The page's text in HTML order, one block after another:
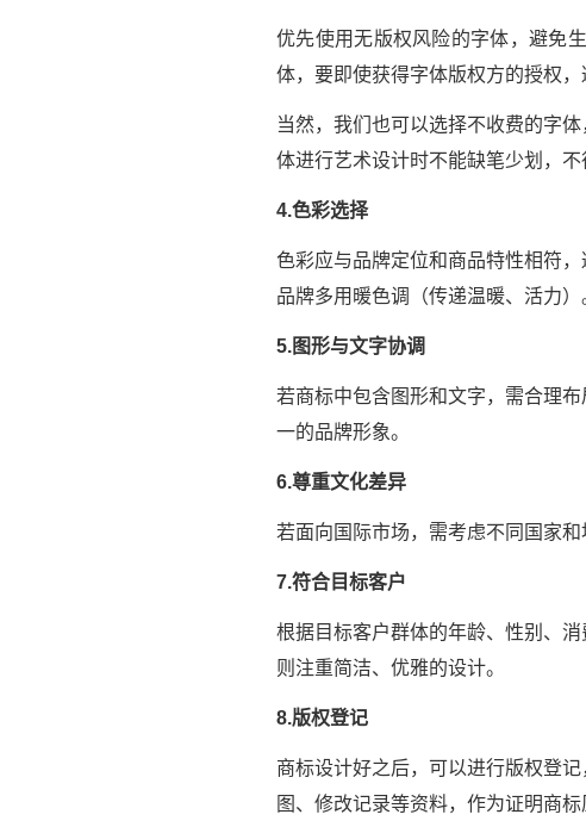
优先使用无版权风险的字体，避免
体，要即使获得字体版权方的授权，
当然，我们也可以选择不收费的字
体进行艺术设计时不能缺笔少划，不
4.色彩选择
色彩应与品牌定位和商品特性相符
品牌多用暖色调（传递温暖、活力）
5.图形与文字协调
若商标中包含图形和文字，需合理
一的品牌形象。
6.尊重文化差异
若面向国际市场，需考虑不同国家
7.符合目标客户
根据目标客户群体的年龄、性别、
则注重简洁、优雅的设计。
8.版权登记
商标设计好之后，可以进行版权登
图、修改记录等资料，作为证明商标